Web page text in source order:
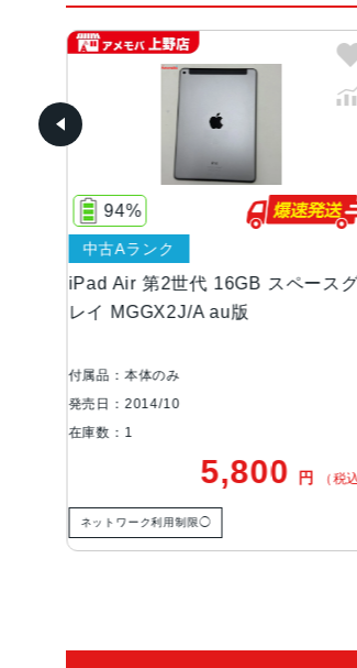
代 16GB スペースグ
iPad Air 第2
レイ MGGX2J/
94%